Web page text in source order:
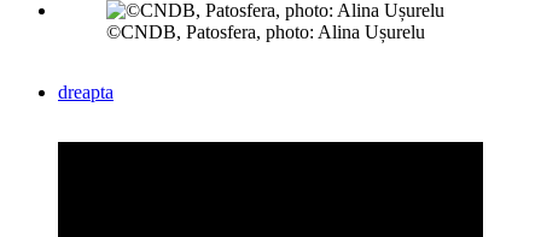
©CNDB, Patosfera, photo: Alina Ușurelu
dreapta